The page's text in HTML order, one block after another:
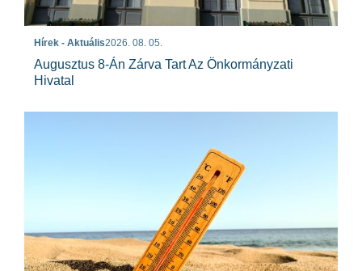
Hírek - Aktuális2026. 08. 05.
Augusztus 8-Án Zárva Tart Az Önkormányzati
Hivatal